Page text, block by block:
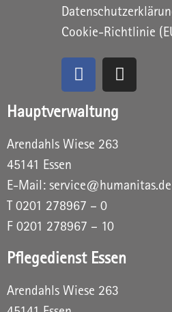
Cookie-Richtlinie
Hauptverwaltung
Arendahls Wiese 263
45141 Essen
E-Mail: service@humanitas.de
T 0201 278967 – 0
F 0201 278967 – 10
Pflegedienst Essen
Arendahls Wiese 263